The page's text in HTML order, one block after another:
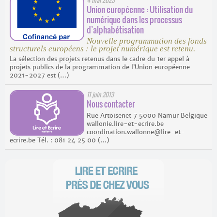
Union européenne : Utilisation du
numérique dans les processus
d’alphabétisation
Nouvelle programmation des fonds
structurels européens : le projet numérique est retenu.
La sélection des projets retenus dans le cadre du 1er appel à
projets publics de la programmation de l’Union européenne
2021-2027 est (…)
11 juin 2013
Nous contacter
Rue Artoisenet 7 5000 Namur Belgique
wallonie.lire-et-ecrire.be
coordination.wallonne@lire-et-
ecrire.be Tél. : 081 24 25 00 (…)